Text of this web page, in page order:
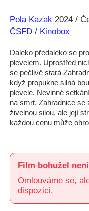
Režie
Pola Kazak
Rok 2024
ČSFD / Kinobox
Daleko předaleko se
plevelem. Uprostřed
se pečlivě stará
když propukne silná
plevele. Nevinné
na smrt. Zahradnice
živelnou silou, ale její
každou cenu může
Film bohužel
Omlouváme se,
dispozici.